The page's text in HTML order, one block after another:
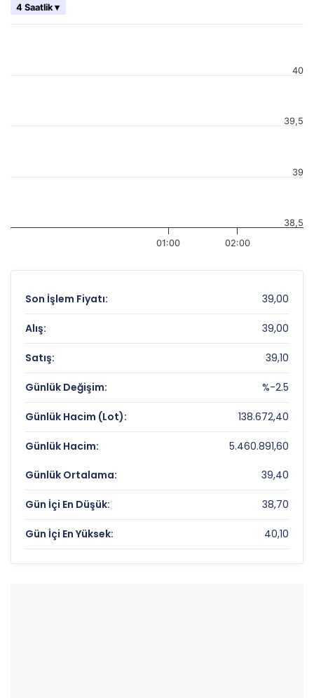
4 Saatlik ▾
01:00 02:00
38,5
39
39,5
40
Son İşlem Fiyatı: 39,00
Alış: 39,00
Satış: 39,10
Günlük Değişim: %-2.5
Günlük Hacim (Lot): 138.672,40
Günlük Hacim: 5.460.891,60
Günlük Ortalama: 39,40
Gün İçi En Düşük: 38,70
Gün İçi En Yüksek: 40,10